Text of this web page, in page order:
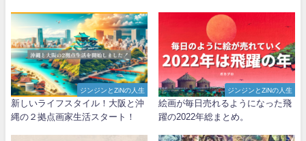
ジンジンとZiNの人生
新しいライフスタイル！大阪と沖
縄の２拠点画家生活スタート！
ジンジンとZiNの人生
絵画が毎日売れるようになった飛
躍の2022年総まとめ。